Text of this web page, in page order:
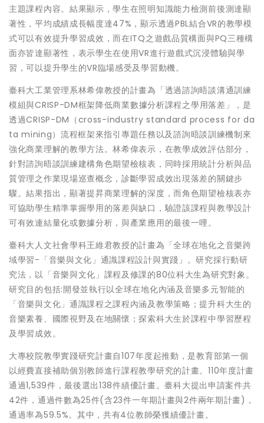
主題課程內容。結果顯示，學生在照明知識能力檢測前後測達顯
著性，平均成績成長幅度達47%，顯示透過PBL結合VR的教學模
式可以有效提升學習成效，而在ITQ之遊戲品質構面與PQ三種構
面亦皆達顯著性，表示學生在使用VR進行遊戲式沉浸體驗與學
習，可以提升學生的VR臨場感受及學習動機。
臺科大工業管理系林希偉教授的計畫為「透過諮詢晤談溝通訓練
模組與CRISP-DM框架降低商業數據分析課程之學用落差」，是
透過CRISP-DM（cross-industry standard process for da
ta mining）流程框架來指引專題任務以及諮詢晤談訓練機制來
強化商業理解的教學方法。林希偉表示，在教學成效評估部分，
針對諮詢晤談訓練建構角色期望檢核表，同時採用統計分析與品
質管理之作業現場巡查概念，診斷學習成效出現落差的關鍵步
驟。結果指出，顯著提昇商業理解的深度，而角色期望檢核表亦
可協助學生精準掌握學用的落差與缺口，驗證該課程與教學設計
可有效連結量化或數據分析，與產業應用的最後一哩。
臺科大人文社會學科王維君教授的計畫為「全球在地化之音樂跨
域學習-「音樂與文化」通識課程設計與實踐」。研究採行動研
究法，以「音樂與文化」課程及修課的80位科大生為研究對象。
研究目的包括:開發並執行以全球在地化內涵及音樂多元智能的
「音樂與文化」通識課程之課程內涵及教學策略；提升科大生的
音樂素養、國際視野及在地關懷；探索科大生於課程中學習歷程
及學習成效。
大專校院教學實踐研究計畫自107年度起推動，是教育部第一個
以經費直接補助個別教師進行課程教學研究的計畫。110年度計畫
通過1,539件，最後選出138件績優計畫。臺科大提出申請案件共
42件，通過件數為25件(含23件一年期計畫與2件兩年期計畫)，
通過率為59.5%。其中，共有4位教師榮獲績優計畫。